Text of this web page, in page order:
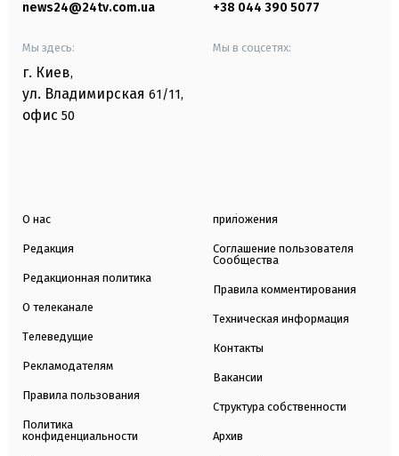
news24@24tv.com.ua +38 044 390 5077
Мы здесь:
г. Киев,
ул. Владимирская 61/11,
офис 50
Мы в соцсетях:
О нас
Редакция
Редакционная политика
О телеканале
Телеведущие
Рекламодателям
Правила пользования
Политика
конфиденциальности
приложения
Соглашение пользователя
Сообщества
Правила комментирования
Техническая информация
Контакты
Вакансии
Структура собственности
Архив